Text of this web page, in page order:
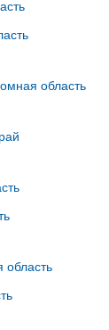
область
область